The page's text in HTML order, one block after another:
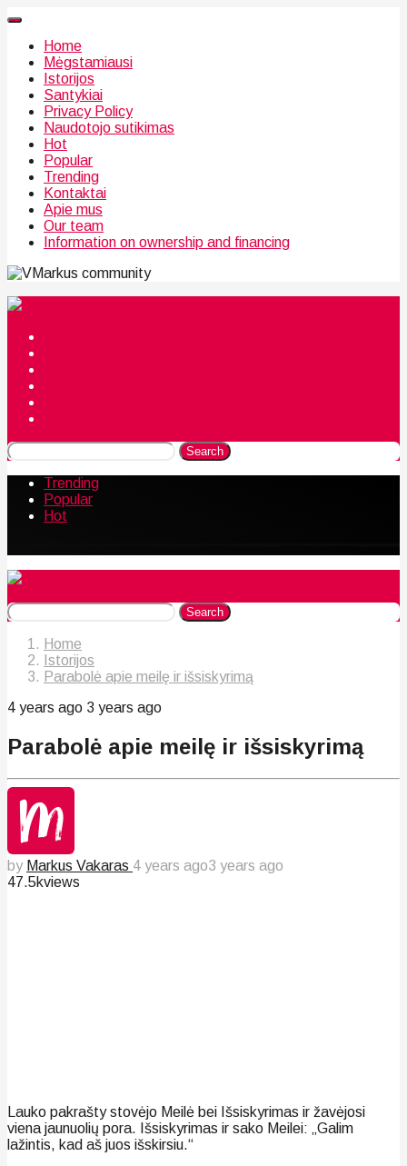
Home
Mėgstamiausi
Istorijos
Santykiai
Privacy Policy
Naudotojo sutikimas
Hot
Popular
Trending
Kontaktai
Apie mus
Our team
Information on ownership and financing
community
Search
Trending
Popular
Hot
Search
Home
Istorijos
Parabolė apie meilę ir išsiskyrimą
4 years ago 3 years ago
Parabolė apie meilę ir išsiskyrimą
by Markus Vakaras 4 years ago3 years ago
47.5kviews
Lauko pakrašty stovėjo Meilė bei Išsiskyrimas ir žavėjosi
viena jaunuolių pora. Išsiskyrimas ir sako Meilei: „Galim
lažintis, kad aš juos išskirsiu.“